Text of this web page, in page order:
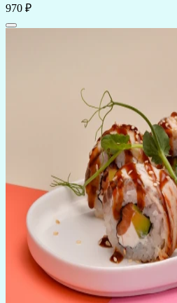
970 ₽